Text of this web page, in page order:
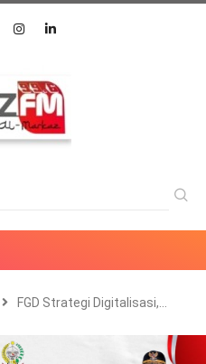
FGD Strategi Digitalisasi,…